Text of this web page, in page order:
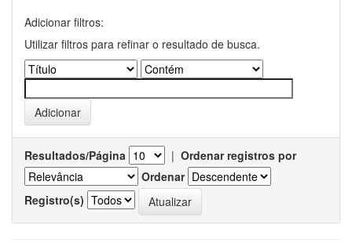
Adicionar filtros:
Utilizar filtros para refinar o resultado de busca.
Resultados/Página | Ordenar registros por
Ordenar
Registro(s)